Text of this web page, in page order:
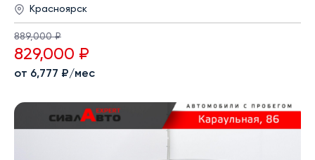
Красноярск
889,000 ₽
829,000 ₽
от 6,777 ₽/мес